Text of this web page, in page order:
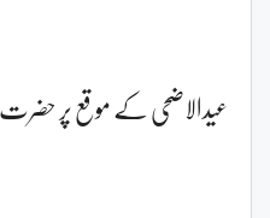
عیدالاضحی کے موقع پر